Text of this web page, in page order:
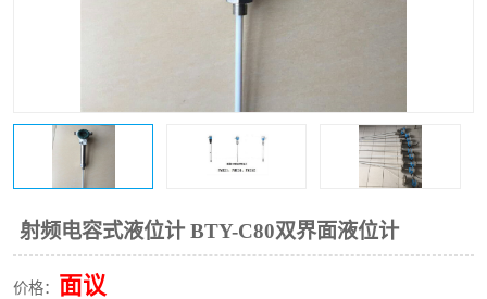
射频电容式液位计 BTY-C80双界面液位计
价格： 面议
测漏仪
智能锅炉水位计 电容液位计
流量仪表 加油站液位仪